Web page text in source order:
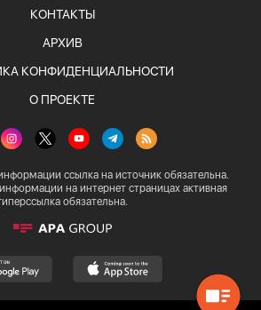
КОНТАКТЫ
АРХИВ
КОНФИДЕНЦИАЛЬНОСТИ
О ПРОЕКТЕ
ссылка на источник обязательна.
на интернет страницах активная
обязательна.